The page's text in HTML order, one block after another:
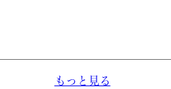
もっと見る